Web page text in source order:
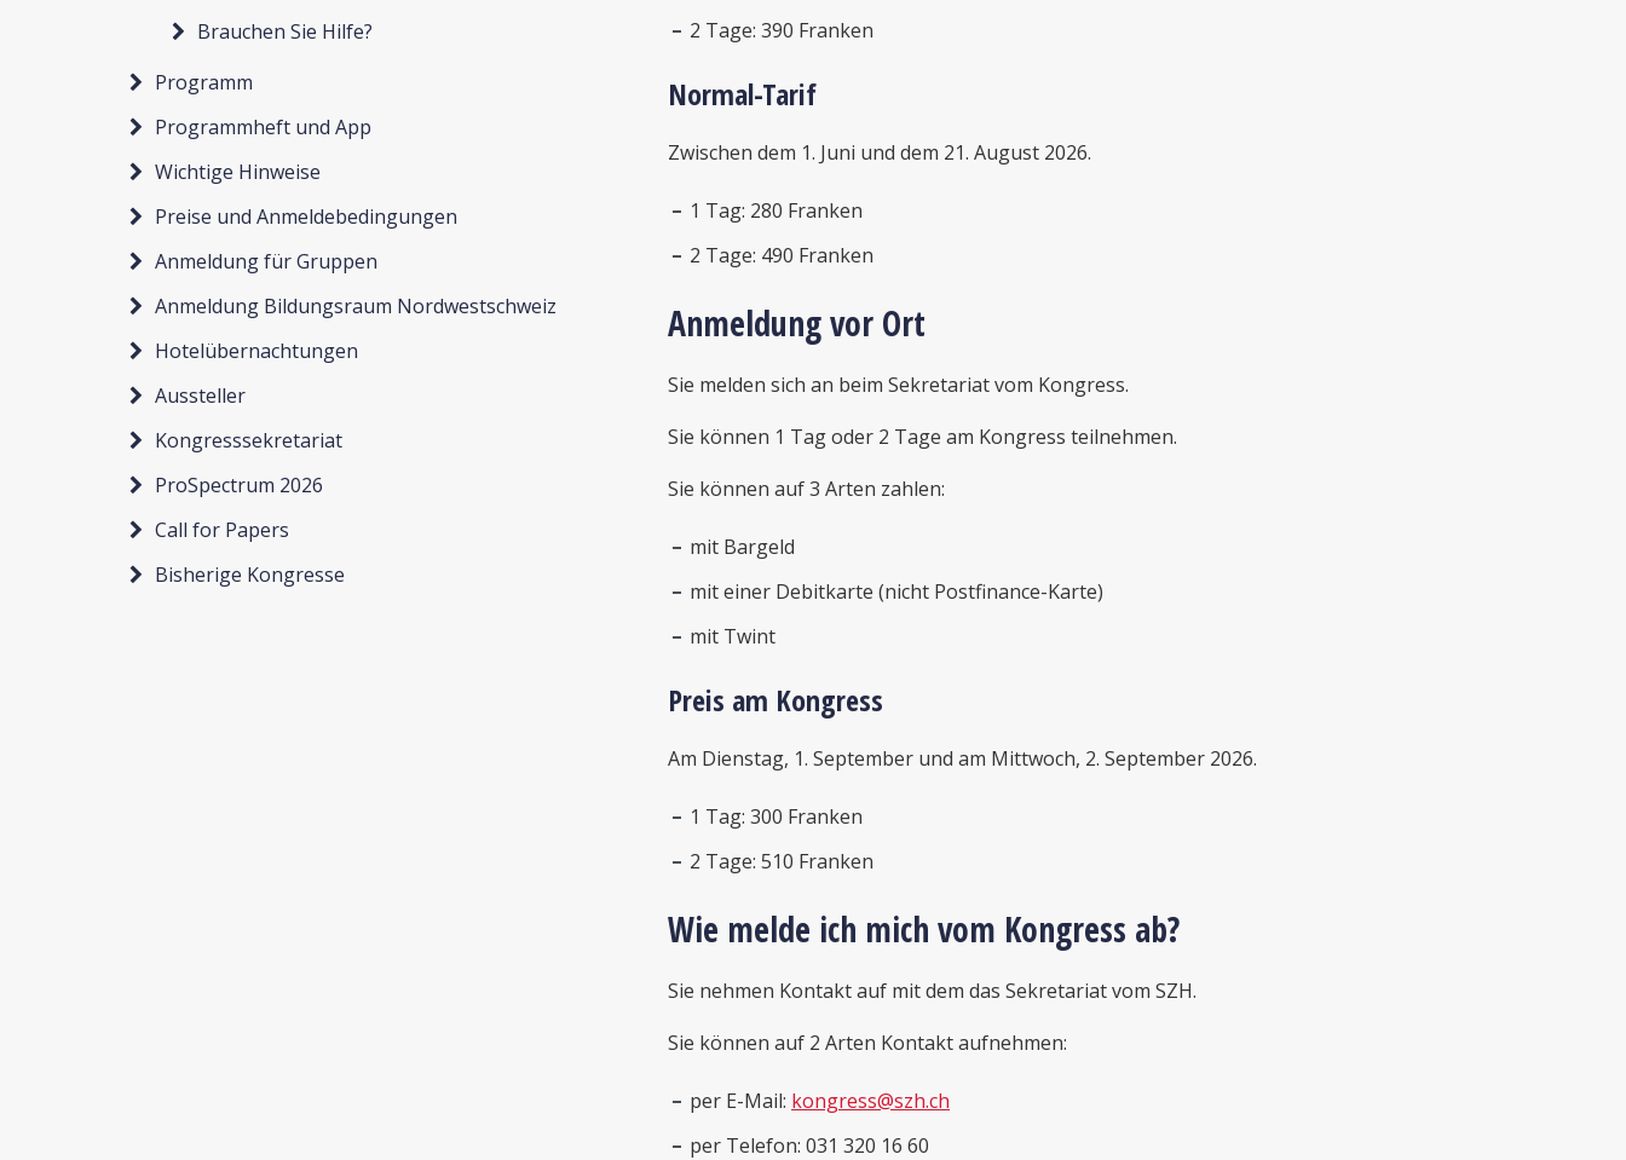
Brauchen Sie Hilfe?
Programm
Programmheft und App
Wichtige Hinweise
Preise und Anmeldebedingungen
Anmeldung für Gruppen
Anmeldung Bildungsraum Nordwestschweiz
Hotelübernachtungen
Aussteller
Kongresssekretariat
ProSpectrum 2026
Call for Papers
Bisherige Kongresse
2 Tage: 390 Franken
Normal-Tarif
Zwischen dem 1. Juni und dem 21. August 2026.
1 Tag: 280 Franken
2 Tage: 490 Franken
Anmeldung vor Ort
Sie melden sich an beim Sekretariat vom Kongress.
Sie können 1 Tag oder 2 Tage am Kongress teilnehmen.
Sie können auf 3 Arten zahlen:
mit Bargeld
mit einer Debitkarte (nicht Postfinance-Karte)
mit Twint
Preis am Kongress
Am Dienstag, 1. September und am Mittwoch, 2. September 2026.
1 Tag: 300 Franken
2 Tage: 510 Franken
Wie melde ich mich vom Kongress ab?
Sie nehmen Kontakt auf mit dem das Sekretariat vom SZH.
Sie können auf 2 Arten Kontakt aufnehmen:
per E-Mail: kongress@szh.ch
per Telefon: 031 320 16 60